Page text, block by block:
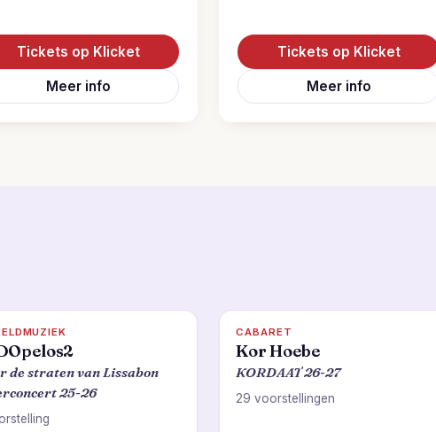
Tickets op Klicket
Meer info
Tickets op Klicket
Meer info
de straten van Lissabon
25-26
CABARET
Kor Hoebe
KORDAAT 26-27
29 voorstellingen